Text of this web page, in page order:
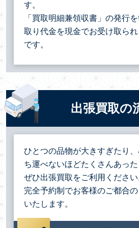
す。
「買取明細兼領収書」の発行
取り代金を現金でお受け取ら
です。
出張買取の
ひとつの品物が大きすぎたり
ち運べないほどたくさんあっ
ぜひ出張買取をご利用ください
完全予約制でお客様のご都合
いたします。